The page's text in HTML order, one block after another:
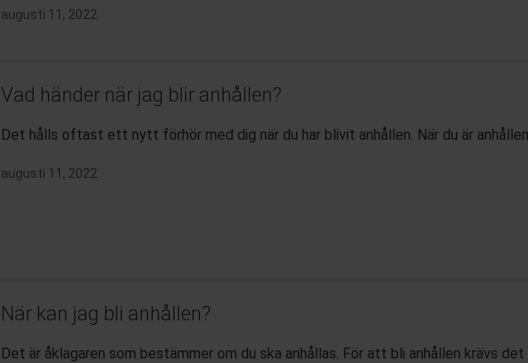
augusti 11, 2022
Vad händer när jag blir anhållen?
Det hålls oftast ett nytt förhör med dig när du har blivit anhållen. När du är anhållen
augusti 11, 2022
När kan jag bli anhållen?
Det är åklagaren som bestämmer om du ska anhållas. För att bli anhållen krävs